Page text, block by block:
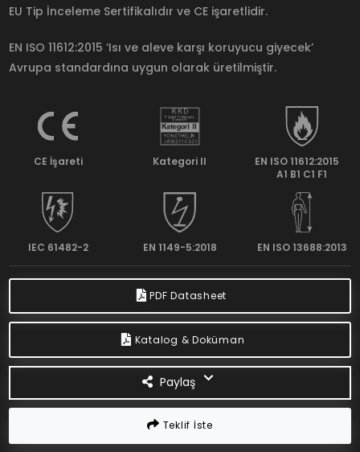
EU Tip İnceleme Sertifikalıdır ve CE işaretlidir.
EN ISO 11612:2015 ‘Isı ve aleve karşı koruyucu giyecek’
Avrupa standardına uygun olarak üretilmiştir.
CE İşareti Kategori II
EN ISO 11612:2015
A1 B1 C1 F1
IEC 61482-2 EN 1149-5:2018 EN ISO 13688:2013
PDF Datasheet
Katalog & Doküman
Paylaş
Teklif İste